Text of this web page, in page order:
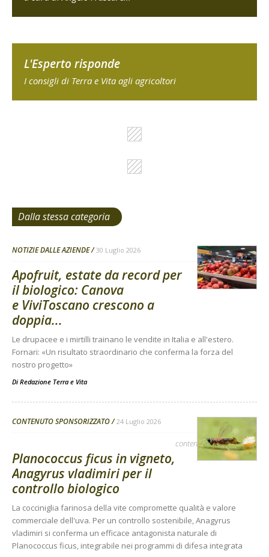
L'Esperto risponde
I consigli di Terra e Vita agli agricoltori
Dalla stessa categoria
NOTIZIE DALLE AZIENDE 30 Luglio 2026
Apofruit, estate da record per
il biologico: Canova
e ViviToscano crescono a
doppia...
Le drupacee e i mirtilli trainano le vendite in Italia e all'estero.
Fornari: «Un risultato straordinario che conferma la forza del
nostro progetto»
Di Redazione Terra e Vita
CONTENUTO SPONSORIZZATO 24 Luglio 2026
contenuto sponsorizzato
Planococcus ficus in vigneto,
Anagyrus vladimiri per il
controllo biologico
La cocciniglia farinosa della vite compromette qualità e valore
commerciale dell'uva. Per un controllo sostenibile, Anagyrus
vladimiri si conferma un efficace antagonista naturale di
Planococcus ficus, integrabile nei programmi di difesa integrata